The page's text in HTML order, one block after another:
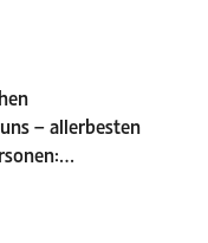
– allerbesten